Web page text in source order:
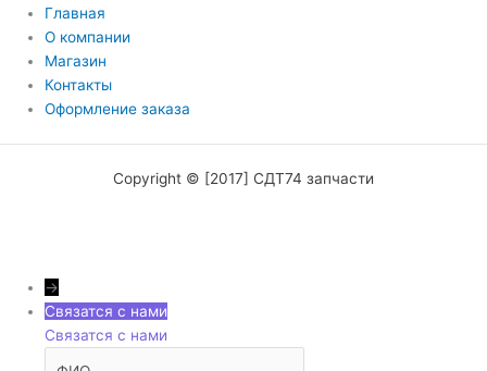
Главная
О компании
Магазин
Контакты
Оформление заказа
Copyright © [2017] СДТ74 запчасти
→
Связатся с нами
Связатся с нами